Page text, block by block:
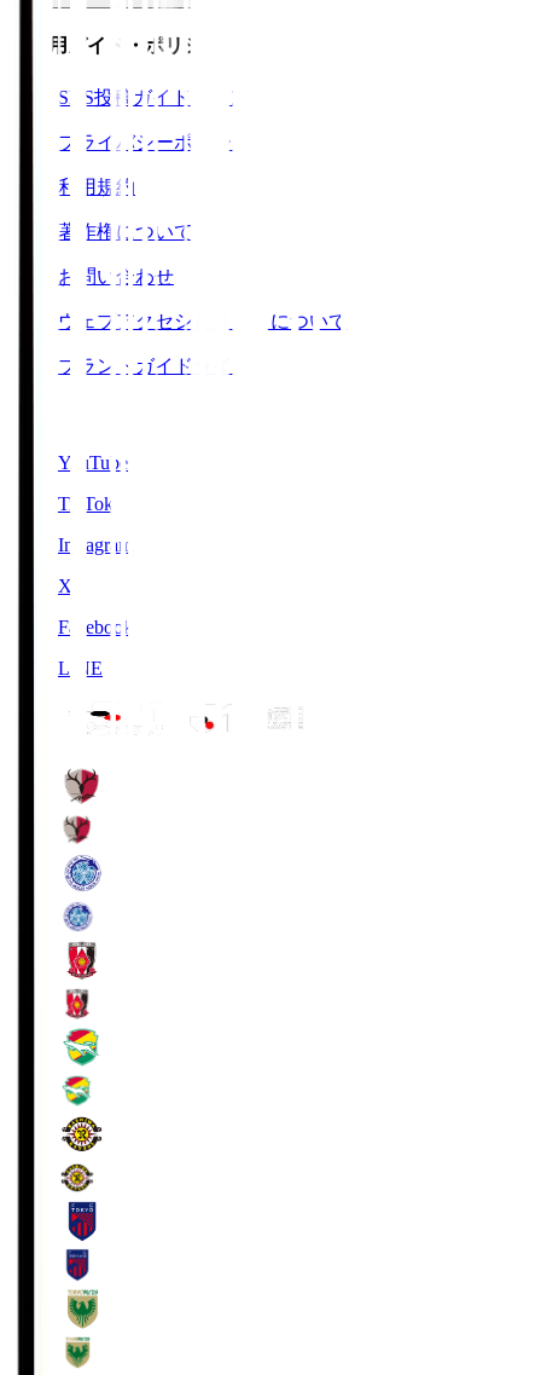
ご利用ガイド・ポリシー
SNS投稿ガイドライン
プライバシーポリシー
利用規約
著作権について
お問い合わせ
ウェブアクセシビリティについて
ブランドガイドライン
YouTube
TikTok
Instagram
X
Facebook
LINE